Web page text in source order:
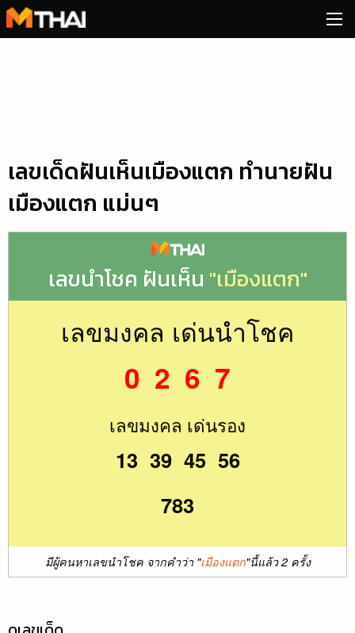
Skip
to
เลขเด็ดฝันเห็นเมืองแตก ทำนายฝัน
เมืองแตก แม่นๆ
เลขนำโชค ฝันเห็น "เมืองแตก"
เลขมงคล เด่นนำโชค
0 2 6 7
เลขมงคล เด่นรอง
13 39 45 56
783
มีผู้คนหาเลขนำโชค จากคำว่า "เมืองแตก"นี้แล้ว 2 ครั้ง